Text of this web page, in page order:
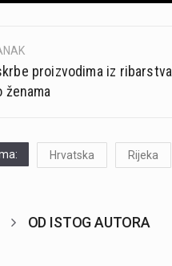
proizvodima iz ribarstva
ženama
Hrvatska Rijeka
OD ISTOG AUTORA